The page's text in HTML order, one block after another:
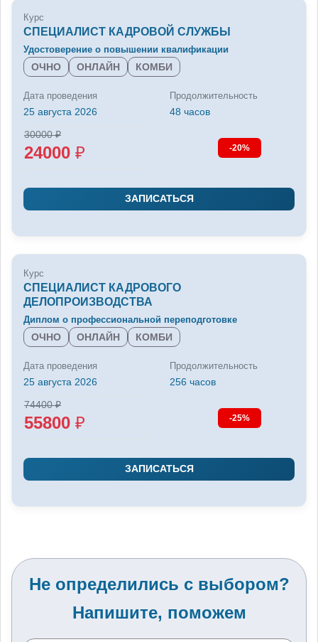
Курс
СПЕЦИАЛИСТ КАДРОВОЙ СЛУЖБЫ
Удостоверение о повышении квалификации
ОЧНО ОНЛАЙН КОМБИ
Дата проведения
25 августа 2026
30000₽
24000 ₽
Продолжительность
48 часов
-20%
ЗАПИСАТЬСЯ
Курс
СПЕЦИАЛИСТ КАДРОВОГО
ДЕЛОПРОИЗВОДСТВА
Диплом о профессиональной переподготовке
ОЧНО ОНЛАЙН КОМБИ
Дата проведения
25 августа 2026
74400₽
55800 ₽
Продолжительность
256 часов
-25%
ЗАПИСАТЬСЯ
Не определились с выбором?
Напишите, поможем